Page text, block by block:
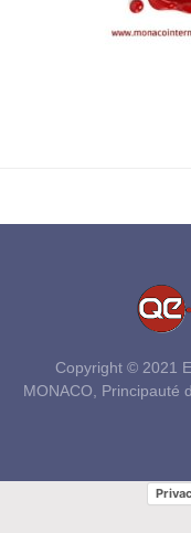
Copyright © 2021
MONACO, Principauté